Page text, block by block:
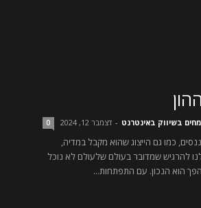
בשיווק באינטרנט - דצמבר 12, 2024 0
כמו גם הייצוג שהוא מקבל במדיה,
להרגיש שמדובר בעולם שלעולם לא נוכל
הוא הנכון. עם התפתחות...